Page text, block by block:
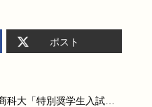
ポスト
【大学受験2027】名古屋商科大「特別奨学生入試」最大360万円給付